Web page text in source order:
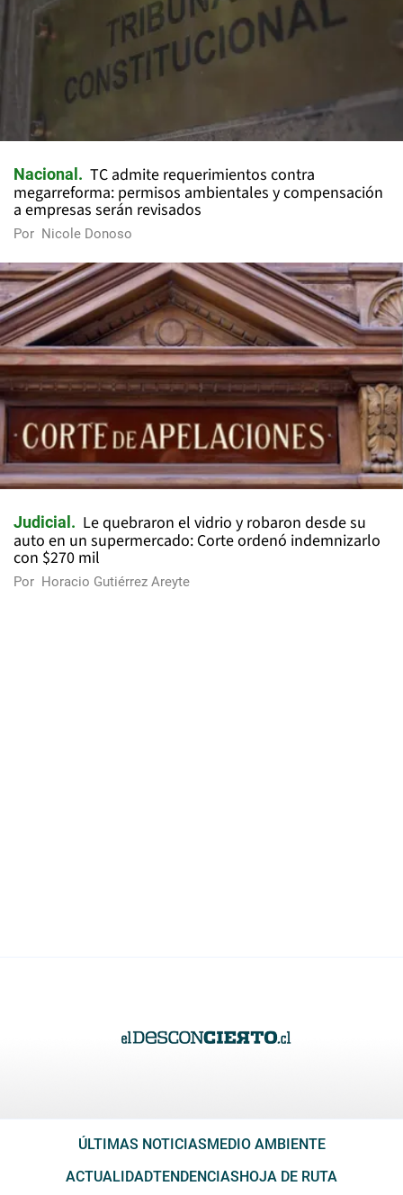
Nacional
TC admite requerimientos contra
megarreforma: permisos ambientales y compensación
a empresas serán revisados
Por Nicole Donoso
Judicial
Le quebraron el vidrio y robaron desde su
auto en un supermercado: Corte ordenó indemnizarlo
con $270 mil
Por Horacio Gutiérrez Areyte
ÚLTIMAS NOTICIAS MEDIO AMBIENTE
ACTUALIDADTENDENCIAS HOJA DE RUTA